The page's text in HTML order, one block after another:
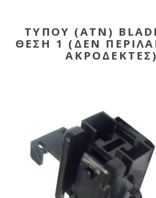
ΤΥΠΟΥ (ΑΤΝ)
ΘΕΣΗ 1 (ΔΕΝ
ΑΚΡΟΔΕΚΤΕΣ)